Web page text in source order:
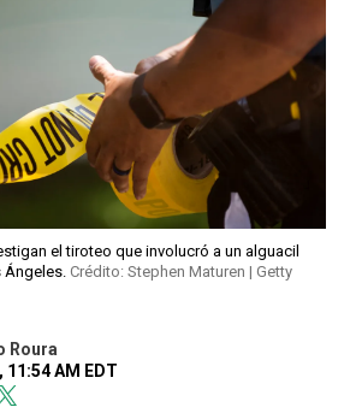
el tiroteo que involucró a un alguacil
Ángeles. Crédito: Stephen Maturen | Getty
Roura
11:54 AM EDT